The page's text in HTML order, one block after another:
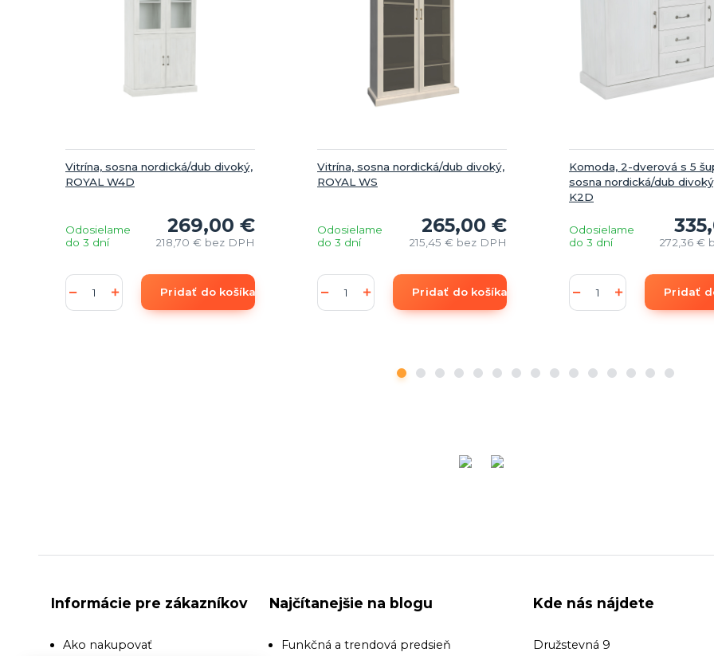
Vitrína, sosna nordická/dub divoký,
ROYAL W4D
269,00 €
218,70 € bez DPH
Odosielame
do 3 dní
Pridať do košíka
Vitrína, sosna nordická/dub divoký,
ROYAL WS
265,00 €
215,45 € bez DPH
Odosielame
do 3 dní
Pridať do košíka
Komoda, 2-dverová s 5
sosna nordická/dub
K2D
272,36 €
Odosielame
do 3 dní
Pridať
Informácie pre zákazníkov
Ako nakupovať
Najčítanejšie na blogu
Funkčná a trendová predsieň
Kde nás nájdete
Družstevná 9